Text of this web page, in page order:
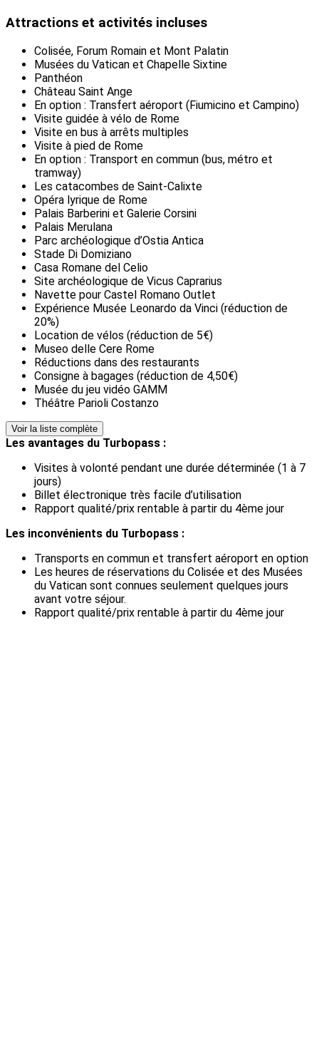
Attractions et activités incluses
Colisée, Forum Romain et Mont Palatin
Musées du Vatican et Chapelle Sixtine
Panthéon
Château Saint Ange
En option : Transfert aéroport (Fiumicino et Campino)
Visite guidée à vélo de Rome
Visite en bus à arrêts multiples
Visite à pied de Rome
En option : Transport en commun (bus, métro et
tramway)
Les catacombes de Saint-Calixte
Opéra lyrique de Rome
Palais Barberini et Galerie Corsini
Palais Merulana
Parc archéologique d’Ostia Antica
Stade Di Domiziano
Casa Romane del Celio
Site archéologique de Vicus Caprarius
Navette pour Castel Romano Outlet
Expérience Musée Leonardo da Vinci (réduction de
20%)
Location de vélos (réduction de 5€)
Museo delle Cere Rome
Réductions dans des restaurants
Consigne à bagages (réduction de 4,50€)
Musée du jeu vidéo GAMM
Théâtre Parioli Costanzo
Voir la liste complète
Les avantages du Turbopass :
Visites à volonté pendant une durée déterminée (1 à 7
jours)
Billet électronique très facile d’utilisation
Rapport qualité/prix rentable à partir du 4ème jour
Les inconvénients du Turbopass :
Transports en commun et transfert aéroport en option
Les heures de réservations du Colisée et des Musées
du Vatican sont connues seulement quelques jours
avant votre séjour.
Rapport qualité/prix rentable à partir du 4ème jour